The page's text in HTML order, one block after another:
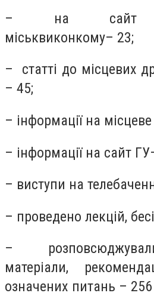
– на сайт
міськвиконкому– 23;
– статті до місцевих
– 45;
– інформації на
– інформації на сайт
– виступи на
– проведено лекцій,
–
матеріали,
означених питань –